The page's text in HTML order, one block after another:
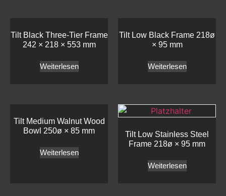
Tilt Black Three-Tier Frame
242 × 218 × 553 mm
Weiterlesen
Tilt Low Black Frame 218ø
× 95 mm
Weiterlesen
Tilt Medium Walnut Wood
Bowl 250ø × 85 mm
Weiterlesen
Tilt Low Stainless Steel
Frame 218ø × 95 mm
Weiterlesen